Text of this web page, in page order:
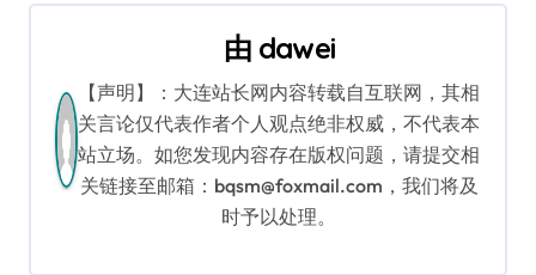
航
由 dawei
【声明】：大连站长网内容转载自互联网，其相
关言论仅代表作者个人观点绝非权威，不代表本
站立场。如您发现内容存在版权问题，请提交相
关链接至邮箱：bqsm@foxmail.com，我们将及
时予以处理。